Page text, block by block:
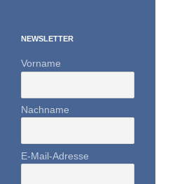
NEWSLETTER
Vorname
Nachname
E-Mail-Adresse